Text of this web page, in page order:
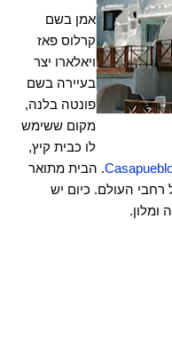
אמן בשם
קרלוס פאז
ויאלארו יצר
בעיירה בשם
פונטה בלנה,
מקום ששימש
לו כבית קיץ,
. הבית מתואר
רחבי העולם. כיום יש
ומלון.